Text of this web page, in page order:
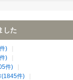
した
)
)
件)
(1845件)